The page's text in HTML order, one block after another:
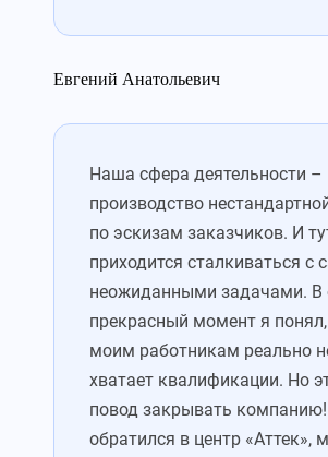
Евгений Анатольевич
Наша сфера деятельности –
производство
по эскизам заказчиков. И
приходится сталкиваться с
неожиданными задачами. В
прекрасный момент я
моим работникам реально
хватает квалификации. Но
повод закрывать
обратился в центр «Аттек»,